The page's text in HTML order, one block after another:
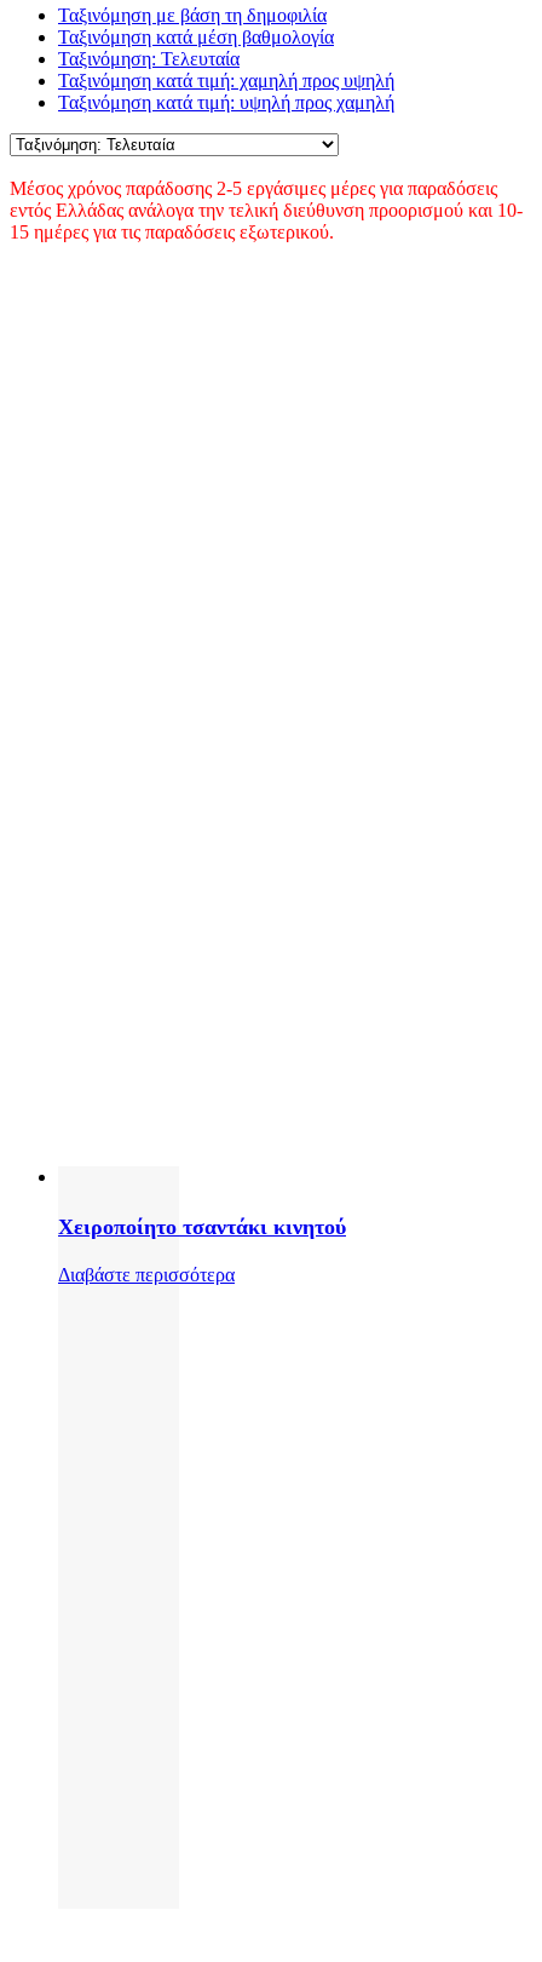
Ταξινόμηση με βάση τη δημοφιλία
Ταξινόμηση κατά μέση βαθμολογία
Ταξινόμηση: Τελευταία
Ταξινόμηση κατά τιμή: χαμηλή προς υψηλή
Ταξινόμηση κατά τιμή: υψηλή προς χαμηλή
Μέσος χρόνος παράδοσης 2-5 εργάσιμες μέρες για παραδόσεις
εντός Ελλάδας ανάλογα την τελική διεύθυνση προορισμού και 10-
15 ημέρες για τις παραδόσεις εξωτερικού.
Χειροποίητο τσαντάκι κινητού
Διαβάστε περισσότερα